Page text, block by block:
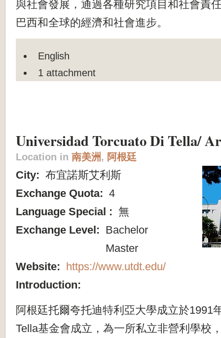
與社會發展，通過各種研究項目和社會責
巴西和全球的經濟和社會進步。
English
1 attachment
Universidad Torcuato Di Tella/
Location in 南美洲, 阿根廷
City: 布宜諾斯艾利斯
Exchange Quota: 4
Language Special : 無
Exchange Level: Bachelor
Master
Website: https://www.utdt.edu/
Introduction:
阿根廷托爾夸托迪特利亞大學成立於1991
Tella基金會成立，為一所私立非營利學校